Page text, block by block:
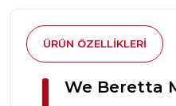
ÜRÜN ÖZELLIKLERI
We Beretta